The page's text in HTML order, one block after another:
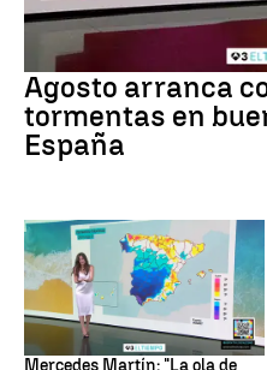
Tiempo
Agosto arranca
tormentas en
España
La previsión
Mercedes Martín: "La ola de